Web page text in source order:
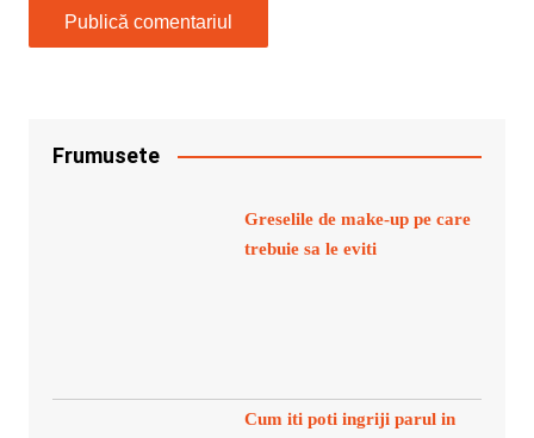
Frumusete
Greselile de make-up pe care
trebuie sa le eviti
Cum iti poti ingriji parul in